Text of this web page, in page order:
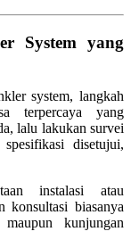
System yang
system, langkah
terpercaya yang
lalu lakukan survei
disetujui,
instalasi atau
konsultasi biasanya
kunjungan